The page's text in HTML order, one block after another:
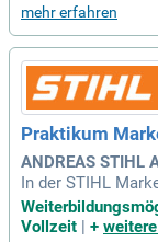
m dynamischen
ambulanten
entenorientierten
iblen
annenden
alifikationen, wie
rofitieren Sie von
enießen Sie eine
g zu unseren
mehr erfahren
Praktikum
ANDREAS STIHL
In der STIHL
darunter das
n von Abläufen.
Vollzeit | +